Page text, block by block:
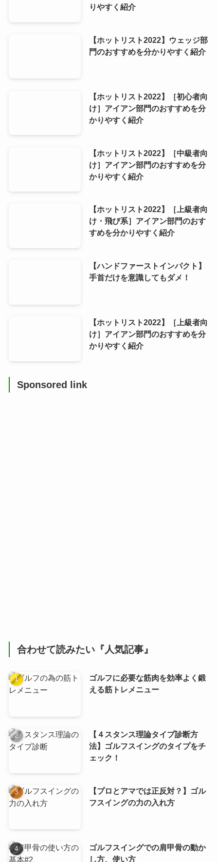
りやすく紹介
【ホットリスト2022】ウェッジ部
門のおすすめを分かりやすく紹介
【ホットリスト2022】［初心者向
け］アイアン部門のおすすめを分
かりやすく紹介
【ホットリスト2022】［中級者向
け］アイアン部門のおすすめを分
かりやすく紹介
【ホットリスト2022】［上級者向
け・飛び系］アイアン部門のおす
すめを分かりやすく紹介
【ハンドファーストインパクト】
手首だけを意識してもダメ！
【ホットリスト2022】［上級者向
け］アイアン部門のおすすめを分
かりやすく紹介
Sponsored link
合わせて読みたい『人気記事』
ゴルフに必要な筋肉を効率よく鍛
える筋トレメニュー
【４スタンス理論タイプ診断方
法】ゴルフスイングのタイプをチ
ェック！
【プロとアマでは正反対？】ゴル
フスイングの力の入れ方
ゴルフスイングでの肩甲骨の動か
し方、使い方